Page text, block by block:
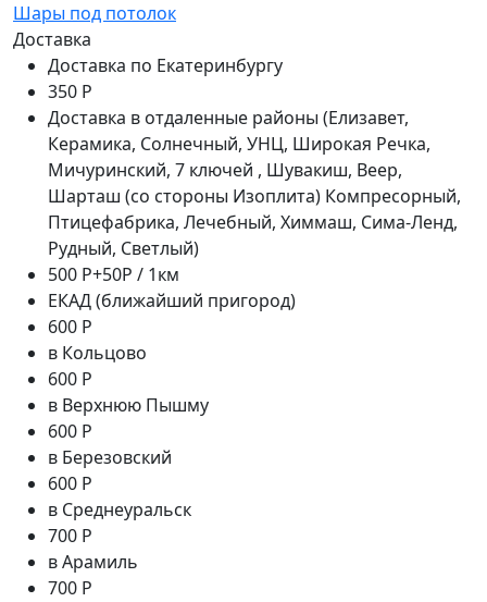
Шары под потолок
Доставка
Доставка по Екатеринбургу
350 Р
Доставка в отдаленные районы (Елизавет,
Керамика, Солнечный, УНЦ, Широкая Речка,
Мичуринский, 7 ключей , Шувакиш, Веер,
Шарташ (со стороны Изоплита) Компресорный,
Птицефабрика, Лечебный, Химмаш, Сима-Ленд,
Рудный, Светлый)
500 Р+50Р / 1км
ЕКАД (ближайший пригород)
600 Р
в Кольцово
600 Р
в Верхнюю Пышму
600 Р
в Березовский
600 Р
в Среднеуральск
700 Р
в Арамиль
700 Р